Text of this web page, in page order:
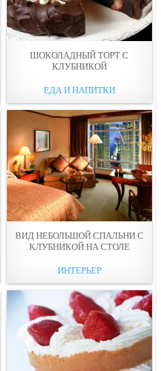
ШОКОЛАДНЫЙ ТОРТ С
КЛУБНИКОЙ
ЕДА И НАПИТКИ
ВИД НЕБОЛЬШОЙ СПАЛЬНИ С
КЛУБНИКОЙ НА СТОЛЕ
ИНТЕРЬЕР